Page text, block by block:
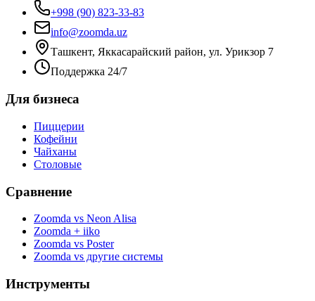
+998 (90) 823-33-83
info@zoomda.uz
Ташкент, Яккасарайский район, ул. Урикзор 7
Поддержка 24/7
Для бизнеса
Пиццерии
Кофейни
Чайханы
Столовые
Сравнение
Zoomda vs Neon Alisa
Zoomda + iiko
Zoomda vs Poster
Zoomda vs другие системы
Инструменты